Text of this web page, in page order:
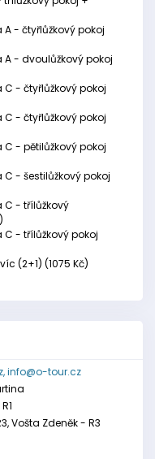
- čtyřlůžkový pokoj
- dvoulůžkový pokoj
- čtyřlůžkový pokoj
- čtyřlůžkový pokoj
- pětilůžkový pokoj
- šestilůžkový pokoj
C - třílůžkový
- třílůžkový pokoj
(2+1) (1075 Kč)
info@o-tour.cz
Vošta Zdeněk - R3